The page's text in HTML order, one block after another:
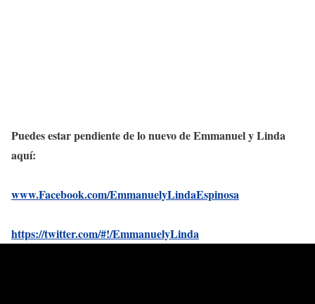
Puedes estar pendiente de lo nuevo de Emmanuel y Linda
aquí:
www.Facebook.com/EmmanuelyLindaEspinosa
https://twitter.com/#!/EmmanuelyLinda